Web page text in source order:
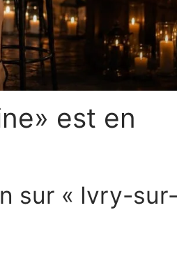
est en
sur « Ivry-